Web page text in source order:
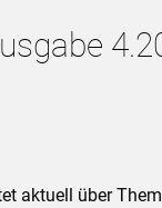
aktuell über